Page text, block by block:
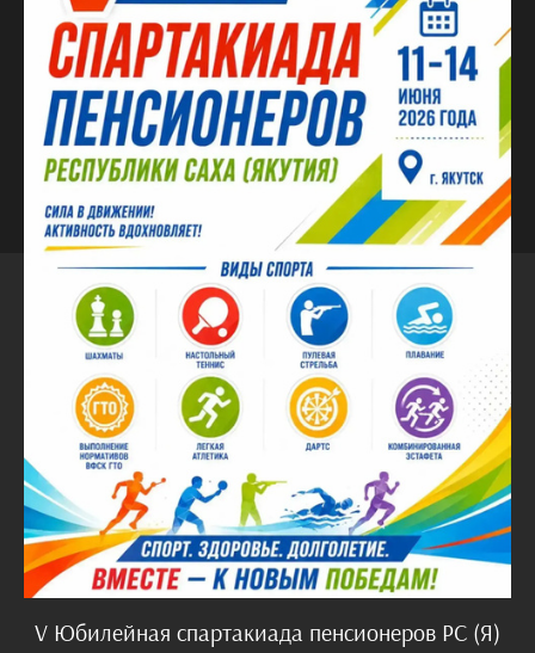
V Юбилейная спартакиада пенсионеров РС (Я)